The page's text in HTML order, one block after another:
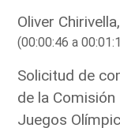
Oliver
(00:00:46 a
Solicitud de
de la
Juegos